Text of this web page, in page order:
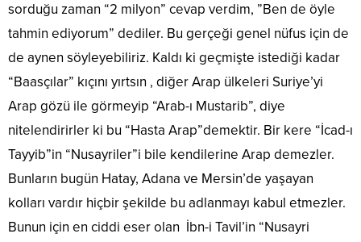
sorduğu zaman “2 milyon” cevap verdim, ”Ben de öyle
tahmin ediyorum” dediler. Bu gerçeği genel nüfus için de
de aynen söyleyebiliriz. Kaldı ki geçmişte istediği kadar
“Baasçılar” kıçını yırtsın , diğer Arap ülkeleri Suriye’yi
Arap gözü ile görmeyip “Arab-ı Mustarib”, diye
nitelendirirler ki bu “Hasta Arap”demektir. Bir kere “İcad-ı
Tayyib”in “Nusayriler”i bile kendilerine Arap demezler.
Bunların bugün Hatay, Adana ve Mersin’de yaşayan
kolları vardır hiçbir şekilde bu adlanmayı kabul etmezler.
Bunun için en ciddi eser olan İbn-i Tavil’in “Nusayri